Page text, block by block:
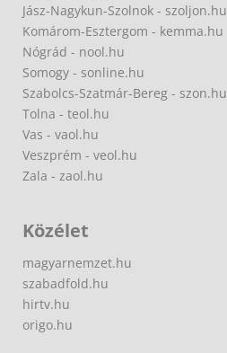
Jász-Nagykun-Szolnok - szoljon.hu
Komárom-Esztergom - kemma.hu
Nógrád - nool.hu
Somogy - sonline.hu
Szabolcs-Szatmár-Bereg - szon.hu
Tolna - teol.hu
Vas - vaol.hu
Veszprém - veol.hu
Zala - zaol.hu
Közélet
magyarnemzet.hu
szabadfold.hu
hirtv.hu
origo.hu